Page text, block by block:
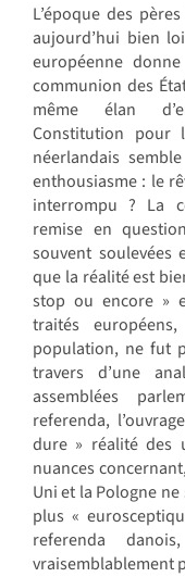
L’époque des
aujourd’hui bien
européenne
communion des
même élan
Constitution pour
néerlandais
enthousiasme : le
interrompu ? La
remise en
souvent soulevées
que la réalité est
stop ou encore »
traités
population, ne fut
travers d’une
assemblées
referenda,
dure » réalité des
nuances
Uni et la Pologne
plus «
referenda
vraisemblablement